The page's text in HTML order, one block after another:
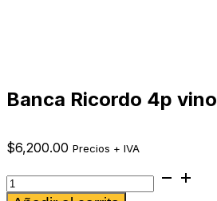
Banca Ricordo 4p vino
$6,200.00 Precios + IVA
Banca
Ricordo